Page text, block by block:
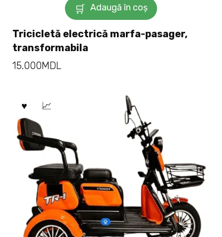
Adaugă în coș
Tricicletă electrică marfa-pasager,
transformabila
15.000MDL